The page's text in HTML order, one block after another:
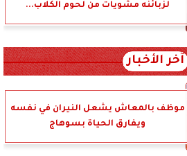
لزبائنه مشويات من لحوم الكلاب...
آخر الأخبار
موظف بالمعاش يشعل النيران في نفسه
ويفارق الحياة بسوهاج